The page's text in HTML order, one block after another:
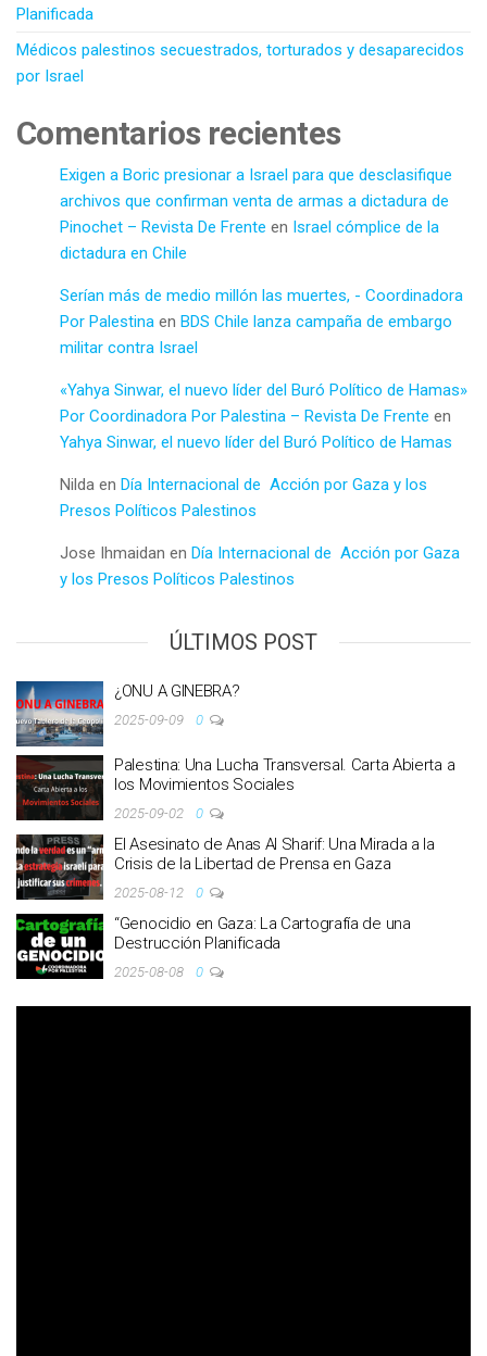
Planificada
Médicos palestinos secuestrados, torturados y desaparecidos
por Israel
Comentarios recientes
Exigen a Boric presionar a Israel para que desclasifique
archivos que confirman venta de armas a dictadura de
Pinochet – Revista De Frente en Israel cómplice de la
dictadura en Chile
Serían más de medio millón las muertes, - Coordinadora
Por Palestina en BDS Chile lanza campaña de embargo
militar contra Israel
«Yahya Sinwar, el nuevo líder del Buró Político de Hamas»
Por Coordinadora Por Palestina – Revista De Frente en
Yahya Sinwar, el nuevo líder del Buró Político de Hamas
Nilda en Día Internacional de Acción por Gaza y los
Presos Políticos Palestinos
Jose Ihmaidan en Día Internacional de Acción por Gaza
y los Presos Políticos Palestinos
ÚLTIMOS POST
¿ONU A GINEBRA?
2025-09-09 0
Palestina: Una Lucha Transversal. Carta Abierta a
los Movimientos Sociales
2025-09-02 0
El Asesinato de Anas Al Sharif: Una Mirada a la
Crisis de la Libertad de Prensa en Gaza
2025-08-12 0
“Genocidio en Gaza: La Cartografía de una
Destrucción Planificada
2025-08-08 0